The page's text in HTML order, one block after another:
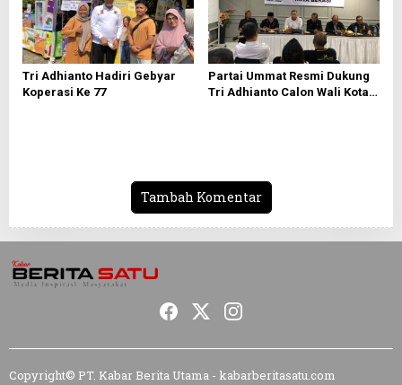
Tri Adhianto Hadiri Gebyar
Koperasi Ke 77
Partai Ummat Resmi Dukung
Tri Adhianto Calon Wali Kota
Tambah Komentar
Copyright© PT. Kabar Berita Utama - kabarberitasatu.com